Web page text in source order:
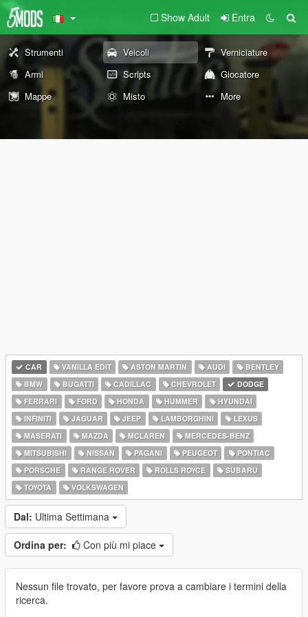
Show Adult Entra
Strumenti Veicoli
Verniciature
Armi
Scripts
Giocatore
Mappe
Misto More
CAR VANILLA EDIT ASTON MARTIN AUDI
BENTLEY
BMW
BUGATTI CADILLAC CHEVROLET
DODGE
FERRARI
FORD HONDA HUMMER
HYUNDAI
INFINITI
JAGUAR JEEP LAMBORGHINI
LEXUS
MASERATI
MAZDA MCLAREN
MERCEDES-BENZ
MITSUBISHI
NISSAN PAGANI PEUGEOT
PONTIAC
PORSCHE
RANGE ROVER ROLLS ROYCE
SUBARU
TOYOTA
VOLKSWAGEN
Dal: Ultima Settimana
Ordina per: Con più mi piace
Nessun file trovato, per favore prova a cambiare i termini della
ricerca.